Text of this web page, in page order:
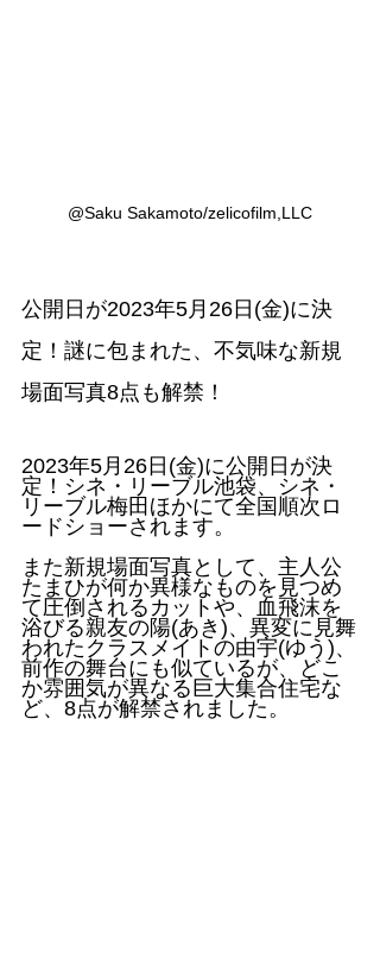
@Saku Sakamoto/zelicofilm,LLC
公開日が2023年5月26日(金)に決
定！謎に包まれた、不気味な新規
場面写真8点も解禁！
2023年5月26日(金)に公開日が決
定！シネ・リーブル池袋、シネ・
リーブル梅田ほかにて全国順次ロ
ードショーされます。
また新規場面写真として、主人公
たまひが何か異様なものを見つめ
て圧倒されるカットや、血飛沫を
浴びる親友の陽(あき)、異変に見舞
われたクラスメイトの由宇(ゆう)、
前作の舞台にも似ているが、どこ
か雰囲気が異なる巨大集合住宅な
ど、8点が解禁されました。